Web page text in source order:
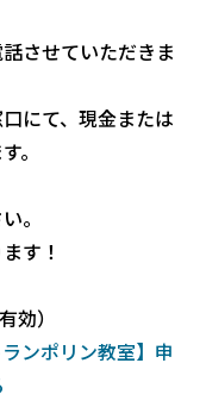
させていただきま
にて、現金または
。
。
す！
）
ンポリン教室】申